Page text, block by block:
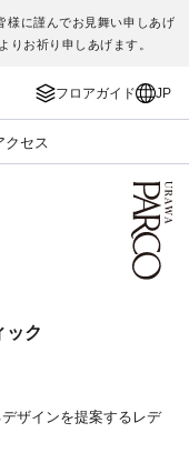
様に謹んでお見舞い申しあげ
りお祈り申しあげます。
フロアガイド JP
クセス
ック
ザインを提案するレデ